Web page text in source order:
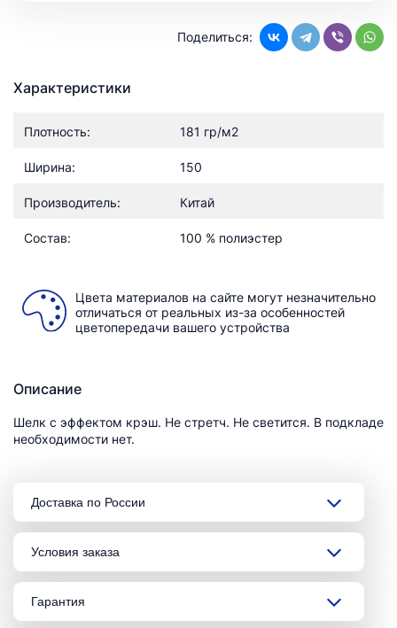
Поделиться:
Характеристики
Плотность: 181 гр/м2
Ширина: 150
Производитель: Китай
Состав: 100 % полиэстер
Цвета материалов на сайте могут незначительно
отличаться от реальных из-за особенностей
цветопередачи вашего устройства
Описание
Шелк с эффектом крэш. Не стретч. Не светится. В подкладе
необходимости нет.
Доставка по России
Условия заказа
Гарантия